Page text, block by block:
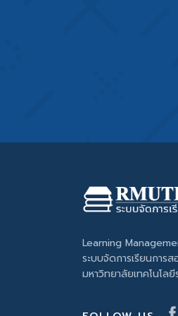
Learning
ระบบจัดการเรียนการ
มหาวิทยาลัยเทคโนโล